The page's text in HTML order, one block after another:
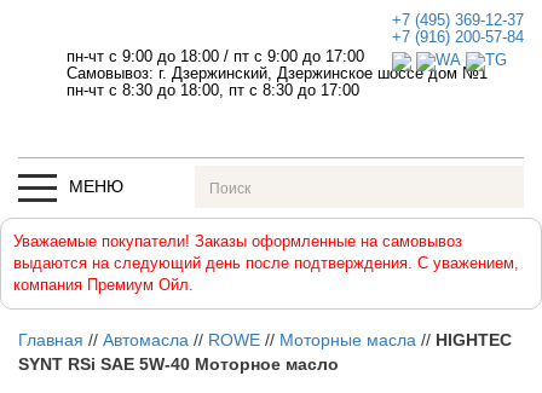
+7 (495) 369-12-37
+7 (916) 200-57-84
пн-чт с 9:00 до 18:00 / пт с 9:00 до 17:00
Самовывоз: г. Дзержинский, Дзержинское шоссе дом №1
пн-чт с 8:30 до 18:00, пт с 8:30 до 17:00
МЕНЮ
Уважаемые покупатели! Заказы оформленные на самовывоз
выдаются на следующий день после подтверждения. С уважением,
компания Премиум Ойл.
Главная // Автомасла // ROWE // Моторные масла // HIGHTEC
SYNT RSi SAE 5W-40 Моторное масло